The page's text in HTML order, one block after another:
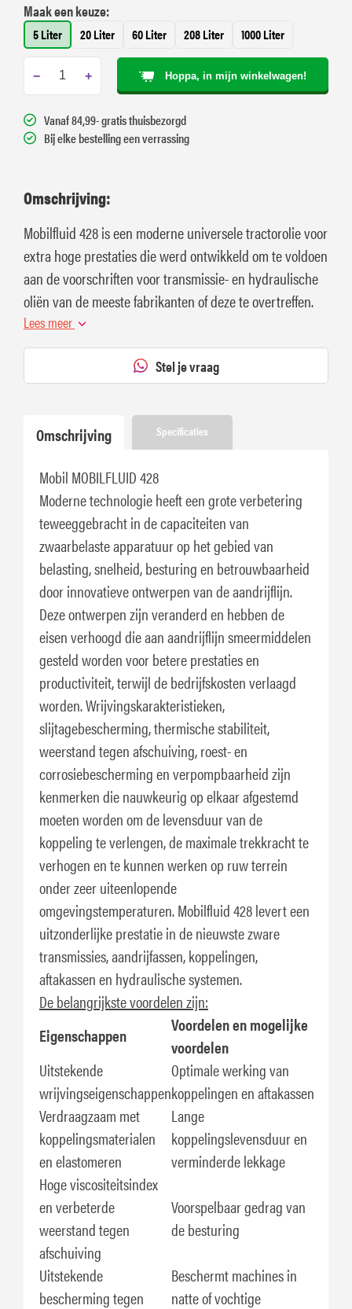
Maak een keuze:
5 Liter 20 Liter 60 Liter 208 Liter 1000 Liter
− + Hoppa, in mijn winkelwagen!
Vanaf 84,99- gratis thuisbezorgd
Bij elke bestelling een verrassing
Omschrijving:
Mobilfluid 428 is een moderne universele tractorolie voor
extra hoge prestaties die werd ontwikkeld om te voldoen
aan de voorschriften voor transmissie- en hydraulische
oliën van de meeste fabrikanten of deze te overtreffen.
Lees meer
Stel je vraag
Omschrijving Specificaties
Mobil MOBILFLUID 428
Moderne technologie heeft een grote verbetering
teweeggebracht in de capaciteiten van
zwaarbelaste apparatuur op het gebied van
belasting, snelheid, besturing en betrouwbaarheid
door innovatieve ontwerpen van de aandrijflijn.
Deze ontwerpen zijn veranderd en hebben de
eisen verhoogd die aan aandrijflijn smeermiddelen
gesteld worden voor betere prestaties en
productiviteit, terwijl de bedrijfskosten verlaagd
worden. Wrijvingskarakteristieken,
slijtagebescherming, thermische stabiliteit,
weerstand tegen afschuiving, roest- en
corrosiebescherming en verpompbaarheid zijn
kenmerken die nauwkeurig op elkaar afgestemd
moeten worden om de levensduur van de
koppeling te verlengen, de maximale trekkracht te
verhogen en te kunnen werken op ruw terrein
onder zeer uiteenlopende
omgevingstemperaturen. Mobilfluid 428 levert een
uitzonderlijke prestatie in de nieuwste zware
transmissies, aandrijfassen, koppelingen,
aftakassen en hydraulische systemen.
De belangrijkste voordelen zijn:
Eigenschappen
Voordelen en mogelijke
voordelen
Uitstekende
wrijvingseigenschappen
Optimale werking van
koppelingen en aftakassen
Verdraagzaam met
koppelingsmaterialen
en elastomeren
Lange
koppelingslevensduur en
verminderde lekkage
Hoge viscositeitsindex
en verbeterde
weerstand tegen
afschuiving
Voorspelbaar gedrag van
de besturing
Uitstekende
bescherming tegen
Beschermt machines in
natte of vochtige